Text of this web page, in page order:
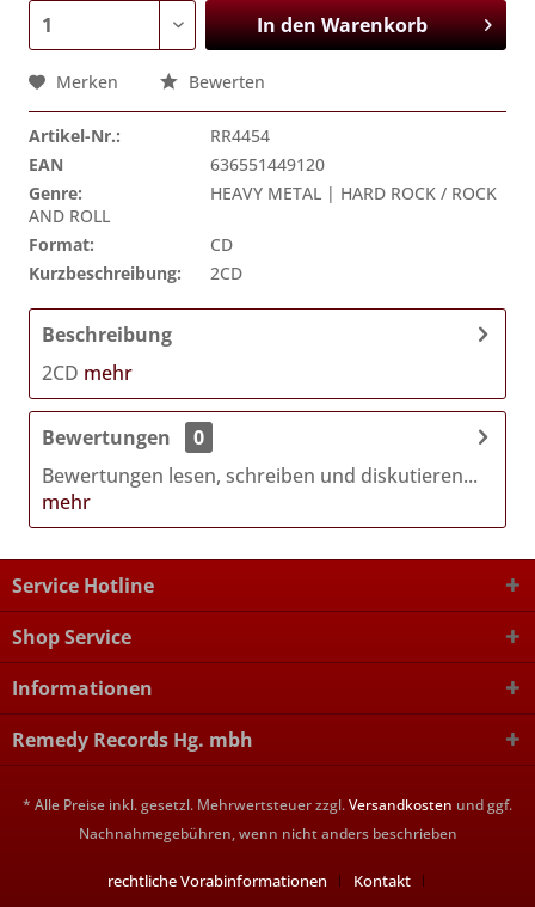
In denWarenkorb
Merken Bewerten
Artikel-Nr.:
RR4454
EAN
636551449120
Genre:
HEAVY METAL | HARD ROCK / ROCK
AND ROLL
Format:
CD
Kurzbeschreibung:
2CD
Beschreibung
2CD mehr
Bewertungen
0
Bewertungen lesen, schreiben und diskutieren...
mehr
Service Hotline
Shop Service
Informationen
Remedy Records Hg. mbh
* Alle Preise inkl. gesetzl. Mehrwertsteuer zzgl.Versandkosten und ggf.
Nachnahmegebühren, wenn nicht anders beschrieben
rechtliche Vorabinformationen Kontakt